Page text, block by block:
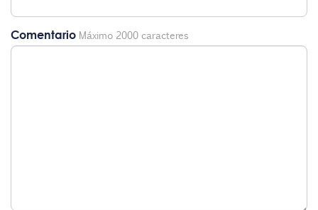
Comentario Máximo 2000 caracteres